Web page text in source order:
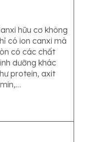
hữu cơ không
có ion canxi mà
có các chất
dưỡng khác
protein, axit